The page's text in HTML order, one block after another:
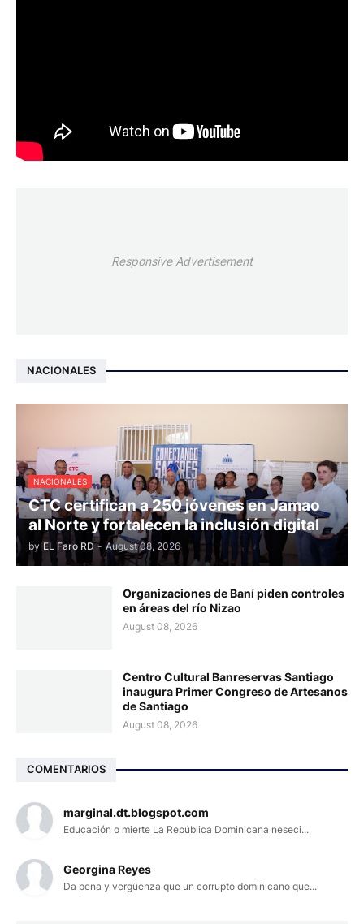
Responsive Advertisement
NACIONALES
NACIONALES
CTC certifican a 250 jóvenes en Jamao
al Norte y fortalecen la inclusión digital
by EL Faro RD - August 08, 2026
Organizaciones de Baní piden controles
en áreas del río Nizao
August 08, 2026
Centro Cultural Banreservas Santiago
inaugura Primer Congreso de Artesanos
de Santiago
August 08, 2026
COMENTARIOS
marginal.dt.blogspot.com
Educación o mierte La República Dominicana neseci...
Georgina Reyes
Da pena y vergüenza que un corrupto dominicano que...